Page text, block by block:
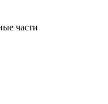
части